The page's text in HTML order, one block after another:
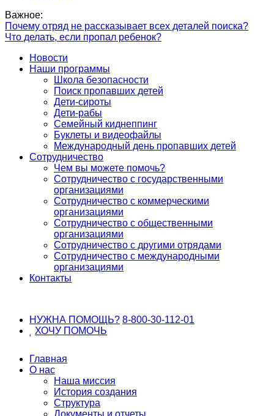
Важное:
Почему отряд не рассказывает всех деталей поиска?
Что делать, если пропал ребенок?
Новости
Наши программы
Школа безопасности
Поиск пропавших детей
Дети-сироты
Дети-рабы
Семейный киднеппинг
Буклеты и видеофайлы
Международный день пропавших детей
Сотрудничество
Чем вы можете помочь?
Сотрудничество с государственными
организациями
Сотрудничество с коммерческими
организациями
Сотрудничество с общественными
организациями
Сотрудничество с другими отрядами
Сотрудничество с международными
организациями
Контакты
НУЖНА ПОМОЩЬ? 8-800-30-112-01
ХОЧУ ПОМОЧЬ
Главная
О нас
Наша миссия
История создания
Структура
Документы и отчеты